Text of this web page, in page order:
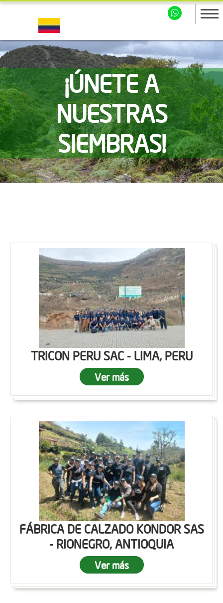
¡ÚNETE A
NUESTRAS
SIEMBRAS!
TRICON PERU SAC - LIMA, PERU
Ver más
FÁBRICA DE CALZADO KONDOR SAS
- RIONEGRO, ANTIOQUIA
Ver más